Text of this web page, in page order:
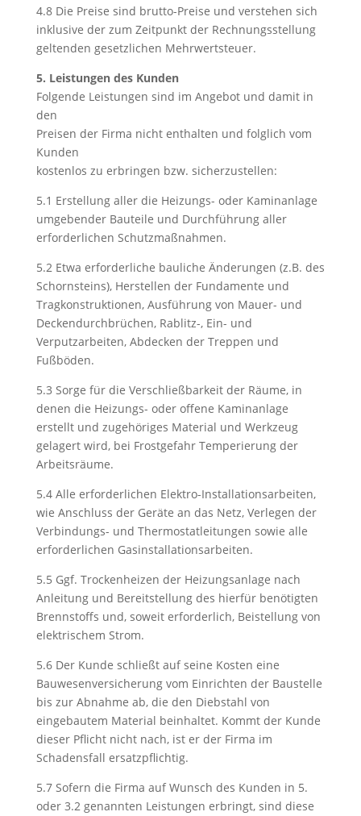
4.8 Die Preise sind brutto-Preise und verstehen sich
inklusive der zum Zeitpunkt der Rechnungsstellung
geltenden gesetzlichen Mehrwertsteuer.
5. Leistungen des Kunden
Folgende Leistungen sind im Angebot und damit in
den
Preisen der Firma nicht enthalten und folglich vom
Kunden
kostenlos zu erbringen bzw. sicherzustellen:
5.1 Erstellung aller die Heizungs- oder Kaminanlage
umgebender Bauteile und Durchführung aller
erforderlichen Schutzmaßnahmen.
5.2 Etwa erforderliche bauliche Änderungen (z.B. des
Schornsteins), Herstellen der Fundamente und
Tragkonstruktionen, Ausführung von Mauer- und
Deckendurchbrüchen, Rablitz-, Ein- und
Verputzarbeiten, Abdecken der Treppen und
Fußböden.
5.3 Sorge für die Verschließbarkeit der Räume, in
denen die Heizungs- oder offene Kaminanlage
erstellt und zugehöriges Material und Werkzeug
gelagert wird, bei Frostgefahr Temperierung der
Arbeitsräume.
5.4 Alle erforderlichen Elektro-Installationsarbeiten,
wie Anschluss der Geräte an das Netz, Verlegen der
Verbindungs- und Thermostatleitungen sowie alle
erforderlichen Gasinstallationsarbeiten.
5.5 Ggf. Trockenheizen der Heizungsanlage nach
Anleitung und Bereitstellung des hierfür benötigten
Brennstoffs und, soweit erforderlich, Beistellung von
elektrischem Strom.
5.6 Der Kunde schließt auf seine Kosten eine
Bauwesenversicherung vom Einrichten der Baustelle
bis zur Abnahme ab, die den Diebstahl von
eingebautem Material beinhaltet. Kommt der Kunde
dieser Pflicht nicht nach, ist er der Firma im
Schadensfall ersatzpflichtig.
5.7 Sofern die Firma auf Wunsch des Kunden in 5.
oder 3.2 genannten Leistungen erbringt, sind diese